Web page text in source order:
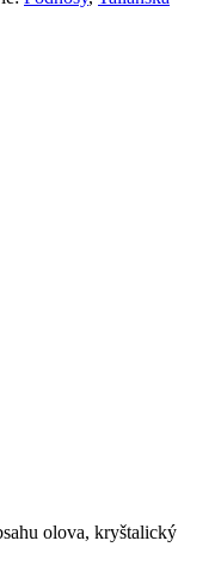
olova, kryštalický